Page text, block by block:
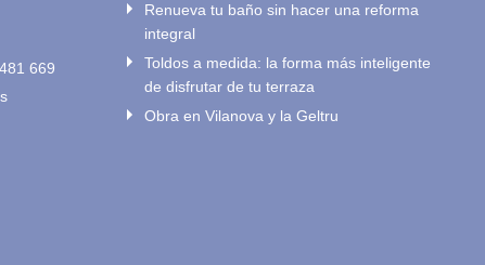
669
Renueva tu baño sin hacer una reforma
integral
Toldos a medida: la forma más inteligente
de disfrutar de tu terraza
Obra en Vilanova y la Geltru